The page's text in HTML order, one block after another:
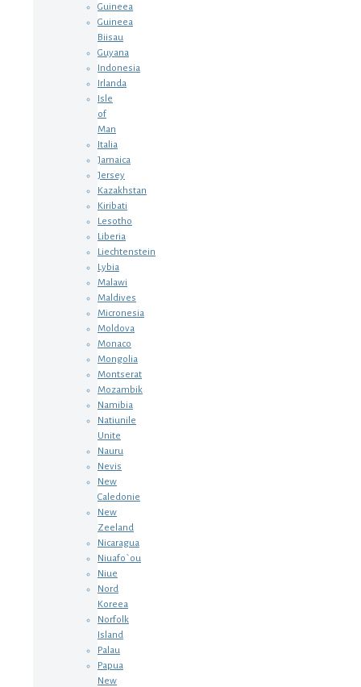
Guineea
Guineea
Biisau
Guyana
Indonesia
Irlanda
Isle
of
Man
Italia
Jamaica
Jersey
Kazakhstan
Kiribati
Lesotho
Liberia
Liechtenstein
Lybia
Malawi
Maldives
Micronesia
Moldova
Monaco
Mongolia
Montserat
Mozambik
Namibia
Natiunile
Unite
Nauru
Nevis
New
Caledonie
New
Zeeland
Nicaragua
Niuafo`ou
Niue
Nord
Koreea
Norfolk
Island
Palau
Papua
New